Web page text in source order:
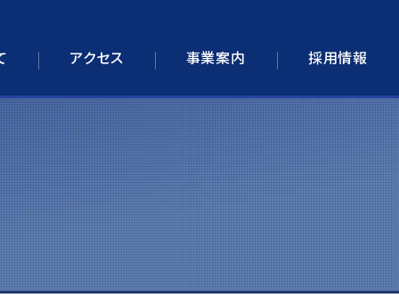
アクセス 事業案内 採用情報